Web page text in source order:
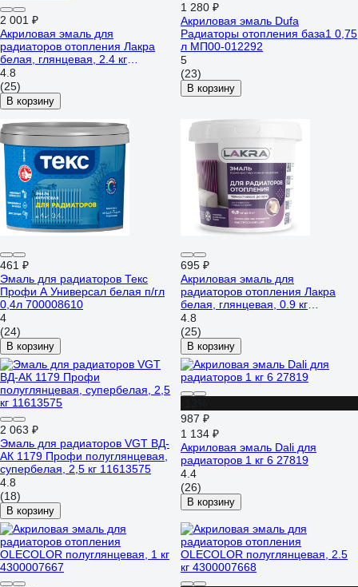
2 001 ₽
Акриловая эмаль для
радиаторов отопления Лакра
белая, глянцевая, 2.4 кг
90003485890
4.8
(25)
В корзину
1 280 ₽
Акриловая эмаль Dufa
Радиаторы отопления база1 0,75
л МП00-012292
5
(23)
В корзину
461 ₽
Эмаль для радиаторов Текс
Профи А Универсал белая п/гл
0,4л 700008610
4
(24)
В корзину
695 ₽
Акриловая эмаль для
радиаторов отопления Лакра
белая, глянцевая, 0.9 кг
90003485883
4.8
(25)
В корзину
2 063 ₽
Эмаль для радиаторов VGT ВД-
АК 1179 Профи полуглянцевая,
супербелая, 2,5 кг 11613575
4.8
(18)
В корзину
987 ₽
1 134 ₽
Акриловая эмаль Dali для
радиаторов 1 кг 6 27819
4.4
(26)
В корзину